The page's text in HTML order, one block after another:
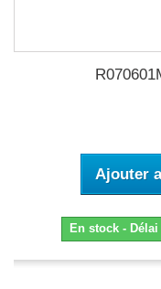
Ajouter
En stock -